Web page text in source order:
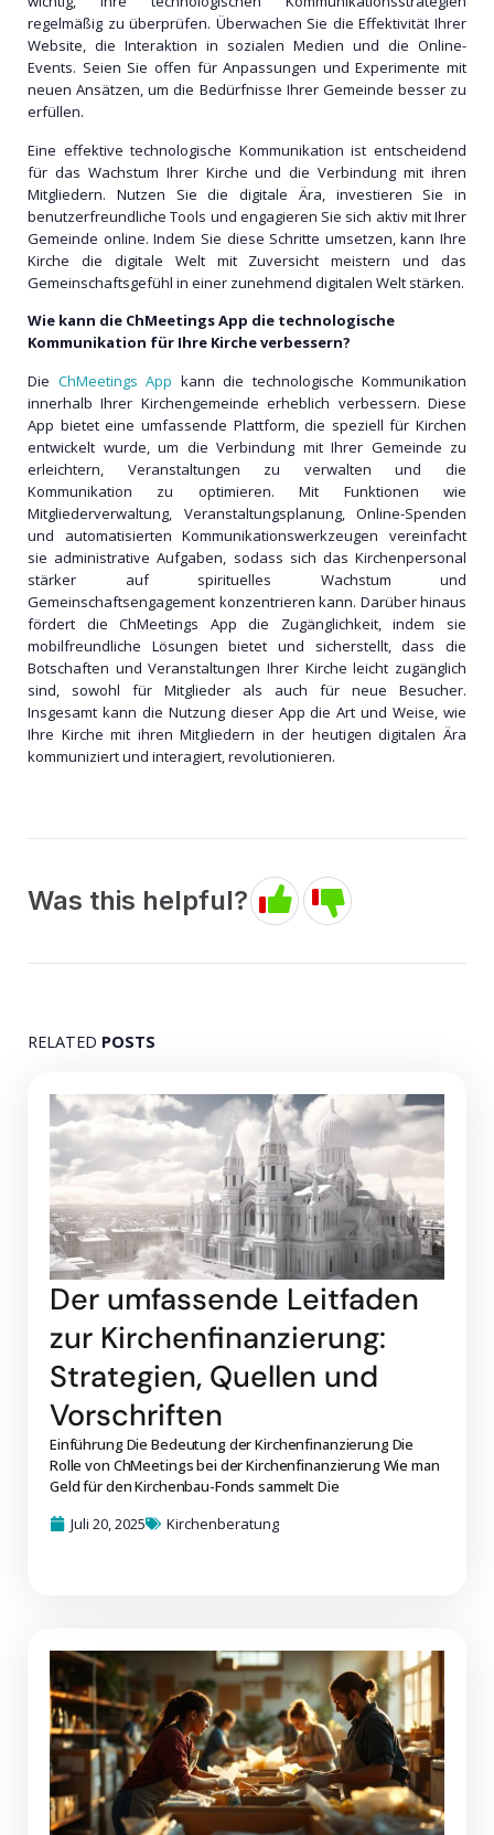
regelmäßig zu überprüfen. Überwachen Sie die Effektivität Ihrer
Website, die Interaktion in sozialen Medien und die Online-
Events. Seien Sie offen für Anpassungen und Experimente mit
neuen Ansätzen, um die Bedürfnisse Ihrer Gemeinde besser zu
erfüllen.
Eine effektive technologische Kommunikation ist entscheidend
für das Wachstum Ihrer Kirche und die Verbindung mit ihren
Mitgliedern. Nutzen Sie die digitale Ära, investieren Sie in
benutzerfreundliche Tools und engagieren Sie sich aktiv mit Ihrer
Gemeinde online. Indem Sie diese Schritte umsetzen, kann Ihre
Kirche die digitale Welt mit Zuversicht meistern und das
Gemeinschaftsgefühl in einer zunehmend digitalen Welt stärken.
Wie kann die ChMeetings App die technologische
Kommunikation für Ihre Kirche verbessern?
Die ChMeetings App kann die technologische Kommunikation
innerhalb Ihrer Kirchengemeinde erheblich verbessern. Diese
App bietet eine umfassende Plattform, die speziell für Kirchen
entwickelt wurde, um die Verbindung mit Ihrer Gemeinde zu
erleichtern, Veranstaltungen zu verwalten und die
Kommunikation zu optimieren. Mit Funktionen wie
Mitgliederverwaltung, Veranstaltungsplanung, Online-Spenden
und automatisierten Kommunikationswerkzeugen vereinfacht
sie administrative Aufgaben, sodass sich das Kirchenpersonal
stärker auf spirituelles Wachstum und
Gemeinschaftsengagement konzentrieren kann. Darüber hinaus
fördert die ChMeetings App die Zugänglichkeit, indem sie
mobilfreundliche Lösungen bietet und sicherstellt, dass die
Botschaften und Veranstaltungen Ihrer Kirche leicht zugänglich
sind, sowohl für Mitglieder als auch für neue Besucher.
Insgesamt kann die Nutzung dieser App die Art und Weise, wie
Ihre Kirche mit ihren Mitgliedern in der heutigen digitalen Ära
kommuniziert und interagiert, revolutionieren.
Was this helpful?
RELATED POSTS
Der umfassende Leitfaden
zur Kirchenfinanzierung:
Strategien, Quellen und
Vorschriften
Einführung Die Bedeutung der Kirchenfinanzierung Die
Rolle von ChMeetings bei der Kirchenfinanzierung Wie man
Geld für den Kirchenbau-Fonds sammelt Die
Juli 20, 2025
Kirchenberatung